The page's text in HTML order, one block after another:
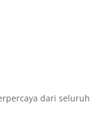
dari seluruh